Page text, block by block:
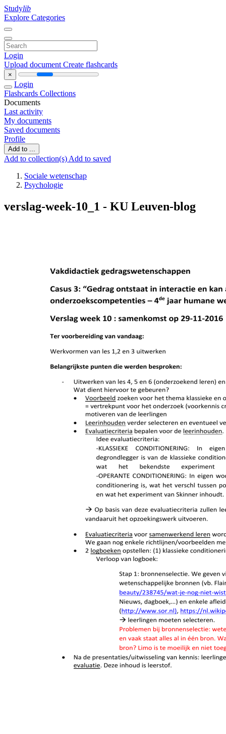
Studylib
Explore Categories
Login
Upload document Create flashcards
×
Login
Flashcards Collections
Documents
Last activity
My documents
Saved documents
Profile
Add to ...
Add to collection(s) Add to saved
Sociale wetenschap
Psychologie
verslag-week-10_1 - KU Leuven-blog